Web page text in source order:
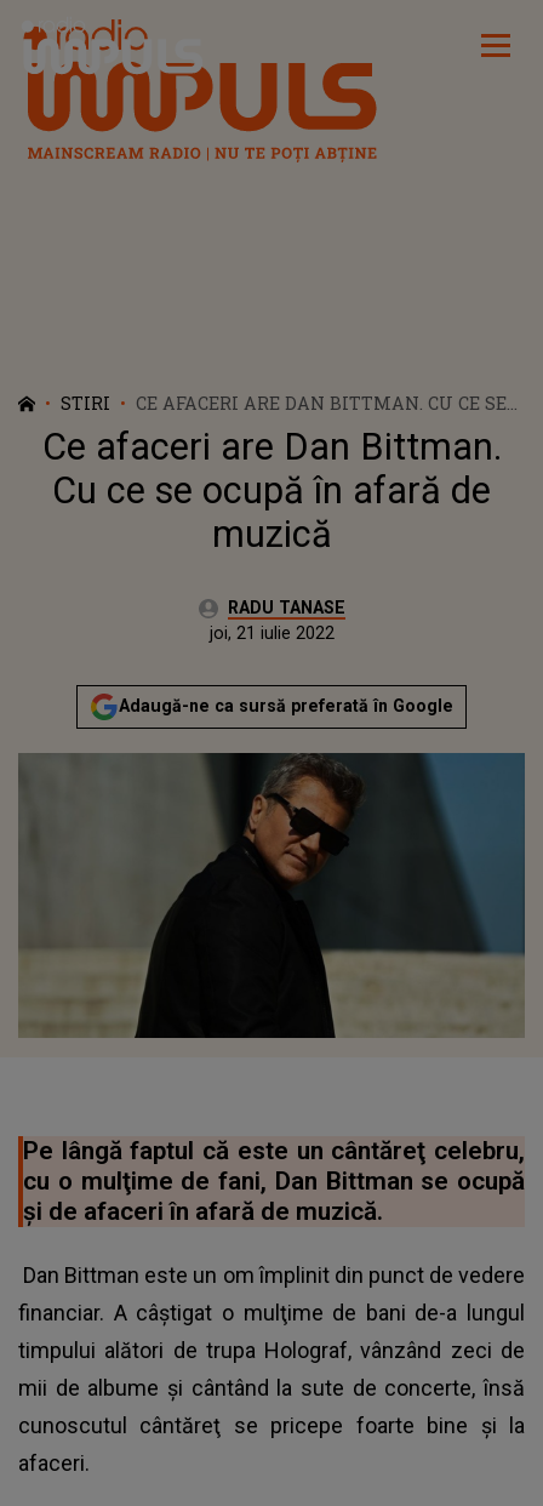
Radio Impuls
STIRI
CE AFACERI ARE DAN BITTMAN. CU CE SE
OCUPĂ ÎN AFARĂ DE MUZICĂ
Ce afaceri are Dan Bittman.
Cu ce se ocupă în afară de
muzică
Autor:RADU TANASE
Actualizat:
joi, 21 iulie 2022
Adaugă-ne ca sursă preferată în Google
Pe lângă faptul că este un cântăreţ celebru,
cu o mulţime de fani, Dan Bittman se ocupă
şi de afaceri în afară de muzică.
Dan Bittman este un om împlinit din punct de vedere
financiar. A câştigat o mulţime de bani de-a lungul
timpului alători de trupa Holograf, vânzând zeci de
mii de albume şi cântând la sute de concerte, însă
cunoscutul cântăreţ se pricepe foarte bine şi la
afaceri.